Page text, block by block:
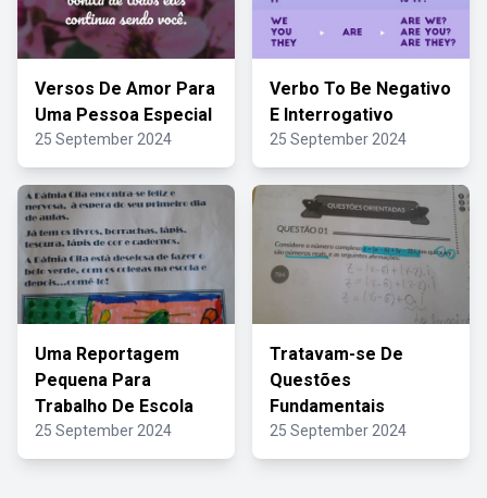
Versos De Amor Para
Uma Pessoa Especial
25 September 2024
Verbo To Be Negativo
E Interrogativo
25 September 2024
Uma Reportagem
Pequena Para
Trabalho De Escola
25 September 2024
Tratavam-se De
Questões
Fundamentais
25 September 2024